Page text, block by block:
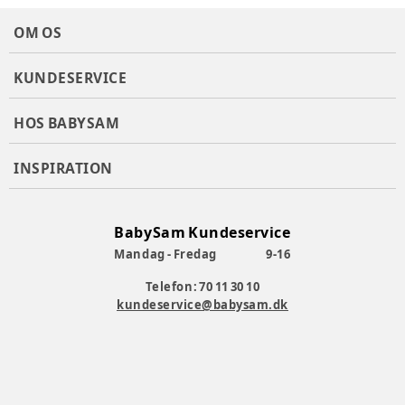
OM OS
KUNDESERVICE
HOS BABYSAM
INSPIRATION
BabySam Kundeservice
Mandag - Fredag
9-16
Telefon: 70 11 30 10
kundeservice@babysam.dk